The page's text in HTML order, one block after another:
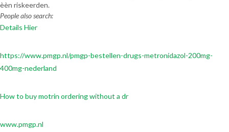
èèn riskeerden.
People also search:
Details Hier
https://www.pmgp.nl/pmgp-bestellen-drugs-metronidazol-200mg-
400mg-nederland
How to buy motrin ordering without a dr
www.pmgp.nl